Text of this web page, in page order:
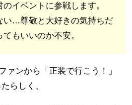
イベントに参戦します。
い…尊敬と大好きの気持ちだ
もいいのか不安。
ァンから「正装で行こう！」
らしく、